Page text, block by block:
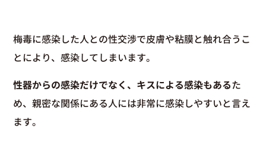
梅毒に感染した人との性交渉で皮膚や粘膜と触れ合うこ
とにより、感染してしまいます。
性器からの感染だけでなく、キスによる感染もあるた
め、親密な関係にある人には非常に感染しやすいと言え
ます。